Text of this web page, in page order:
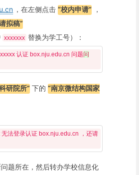
，在左侧点击“校内申请” ，
拟稿”
xxxxxxx 替换为学工号）：
认证 box.nju.edu.cn 问题问
研院所” 下的“南京微结构国家
无法登录认证 box.nju.edu.cn ，还请
题所在，然后转办学校信息化